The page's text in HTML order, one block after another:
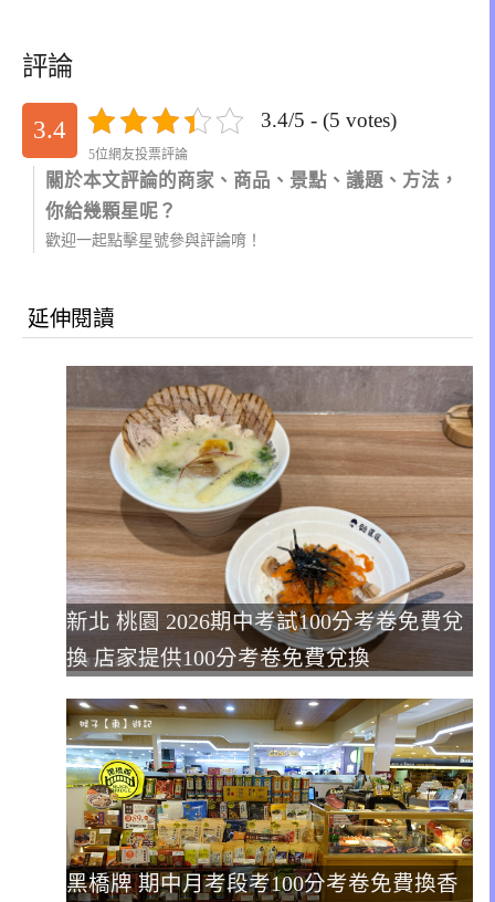
評論
3.4 3.4/5 - (5 votes)
5位網友投票評論
關於本文評論的商家、商品、景點、議題、方法，
你給幾顆星呢？
歡迎一起點擊星號參與評論唷！
延伸閱讀
新北 桃園 2026期中考試100分考卷免費兌
換 店家提供100分考卷免費兌換
黑橋牌 期中月考段考100分考卷免費換香